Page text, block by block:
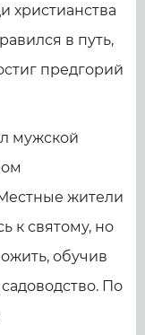
христианства
в путь,
предгорий
мужской
жители
к святому, но
обучив
По